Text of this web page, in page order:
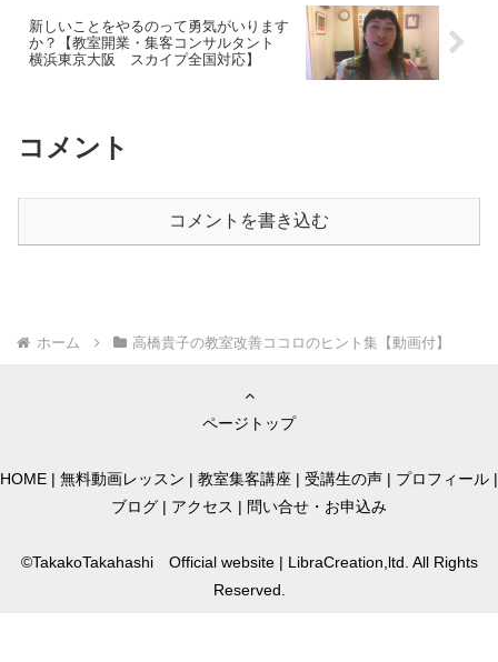
新しいことをやるのって勇気がいります
か？【教室開業・集客コンサルタント
横浜東京大阪 スカイプ全国対応】
コメント
コメントを書き込む
ホーム 高橋貴子の教室改善ココロのヒント集【動画付】
ページトップ
HOME | 無料動画レッスン | 教室集客講座 | 受講生の声 | プロフィール |
ブログ | アクセス | 問い合せ・お申込み
©TakakoTakahashi Official website | LibraCreation,ltd. All Rights
Reserved.